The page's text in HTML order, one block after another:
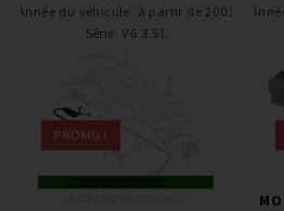
Année du véhicule: à partir de 2003
Série:V6 3.5L
PROMO !